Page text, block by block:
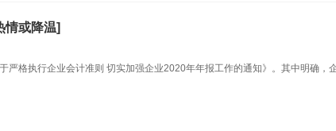
情或降温]
严格执行企业会计准则 切实加强企业2020年年报工作的通知》。其中明确，